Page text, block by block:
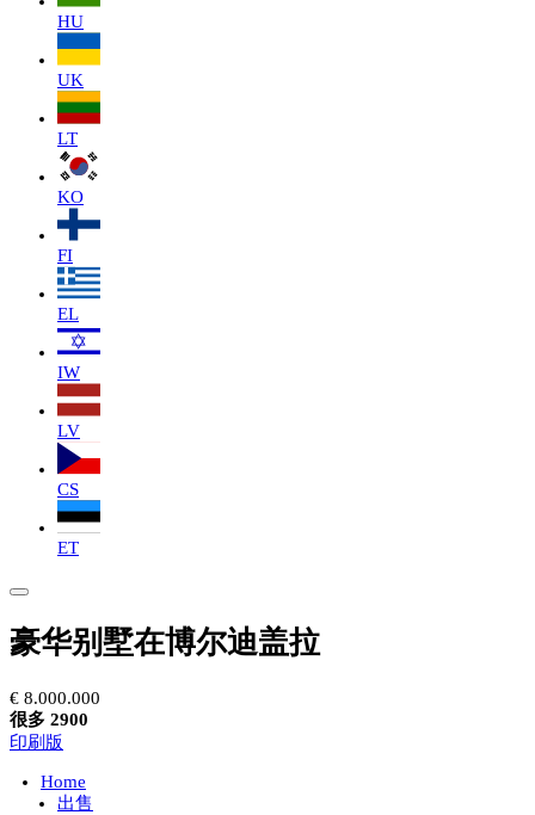
HU
UK
LT
KO
FI
EL
IW
LV
CS
ET
豪华别墅在博尔迪盖拉
€ 8.000.000
很多 2900
印刷版
Home
出售